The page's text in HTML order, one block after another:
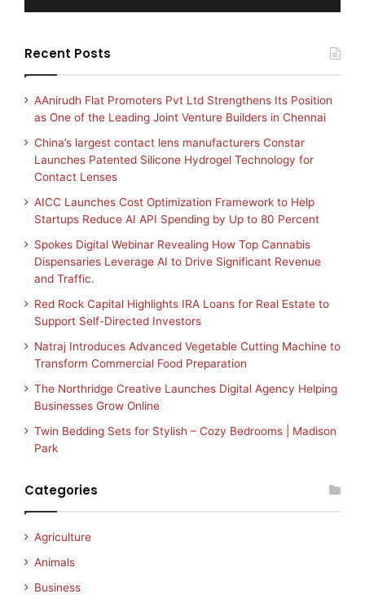
Recent Posts
AAnirudh Flat Promoters Pvt Ltd Strengthens Its Position
as One of the Leading Joint Venture Builders in Chennai
China’s largest contact lens manufacturers Constar
Launches Patented Silicone Hydrogel Technology for
Contact Lenses
AICC Launches Cost Optimization Framework to Help
Startups Reduce AI API Spending by Up to 80 Percent
Spokes Digital Webinar Revealing How Top Cannabis
Dispensaries Leverage AI to Drive Significant Revenue
and Traffic.
Red Rock Capital Highlights IRA Loans for Real Estate to
Support Self-Directed Investors
Natraj Introduces Advanced Vegetable Cutting Machine to
Transform Commercial Food Preparation
The Northridge Creative Launches Digital Agency Helping
Businesses Grow Online
Twin Bedding Sets for Stylish – Cozy Bedrooms | Madison
Park
Categories
Agriculture
Animals
Business